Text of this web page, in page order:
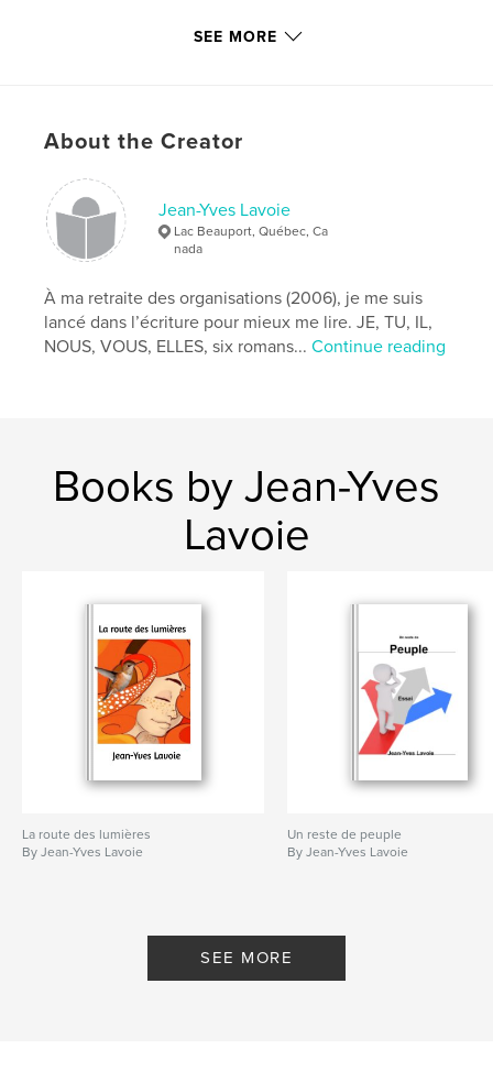
Project Option:6×9 in, 15×23 cm
# of Pages:
ISBN
Softcover: 9781715050948
Publish Date:
LanguageFrench
Keywords
SEE MORE
About the Creator
Jean-Yves Lavoie
Lac Beauport, Québec, Ca
nada
À ma retraite des organisations (2006), je me suis
lancé dans l’écriture pour mieux me lire. JE, TU, IL,
NOUS, VOUS, ELLES, six romans...Continue reading
Books by Jean-Yves
Lavoie
La route des lumières
By Jean-Yves Lavoie
Un reste de peuple
By Jean-Yves Lavoie
SEE MORE